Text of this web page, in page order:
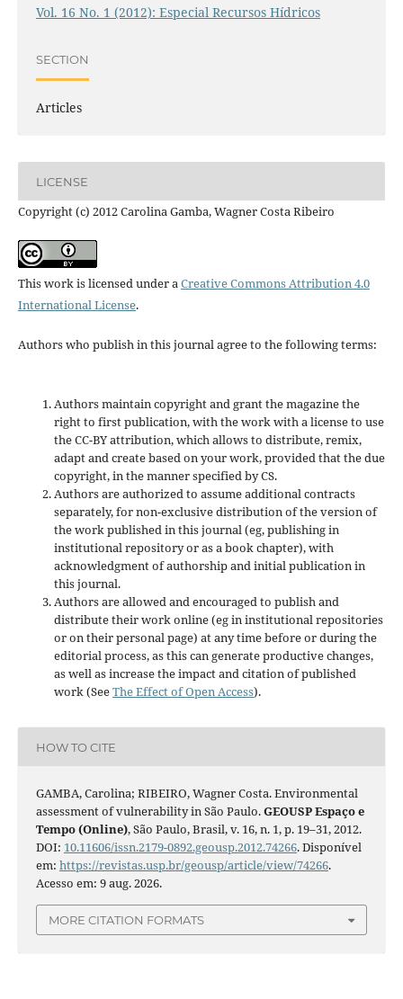
Vol. 16 No. 1 (2012): Especial Recursos Hídricos
SECTION
Articles
LICENSE
Copyright (c) 2012 Carolina Gamba, Wagner Costa Ribeiro
This work is licensed under aCreative Commons Attribution 4.0
International License.
Authors who publish in this journal agree to the following terms:
Authors maintain copyright and grant the magazine the
right to first publication, with the work with a license to use
the CC-BY attribution, which allows to distribute, remix,
adapt and create based on your work, provided that the due
copyright, in the manner specified by CS.
Authors are authorized to assume additional contracts
separately, for non-exclusive distribution of the version of
the work published in this journal (eg, publishing in
institutional repository or as a book chapter), with
acknowledgment of authorship and initial publication in
this journal.
Authors are allowed and encouraged to publish and
distribute their work online (eg in institutional repositories
or on their personal page) at any time before or during the
editorial process, as this can generate productive changes,
as well as increase the impact and citation of published
work (SeeThe Effect of Open Access).
HOW TO CITE
GAMBA, Carolina; RIBEIRO, Wagner Costa. Environmental
assessment of vulnerability in São Paulo.GEOUSP Espaço e
Tempo (Online), São Paulo, Brasil, v. 16, n. 1, p. 19–31, 2012.
DOI: 10.11606/issn.2179-0892.geousp.2012.74266. Disponível
em: https://revistas.usp.br/geousp/article/view/74266.
Acesso em: 9 aug. 2026.
MORE CITATION FORMATS